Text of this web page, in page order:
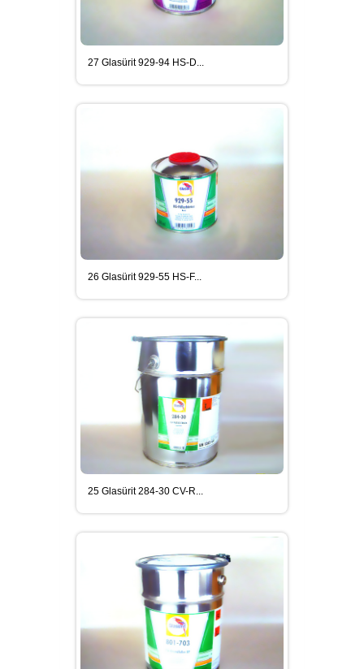
27 Glasürit 929-94 HS-D...
26 Glasürit 929-55 HS-F...
25 Glasürit 284-30 CV-R...